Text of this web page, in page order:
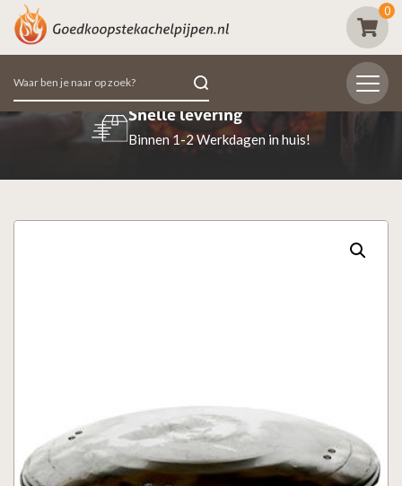
0
Zoeken
naar:
Beoordeeld met een 9.7
98% van de klanten beoordeeld ons positief